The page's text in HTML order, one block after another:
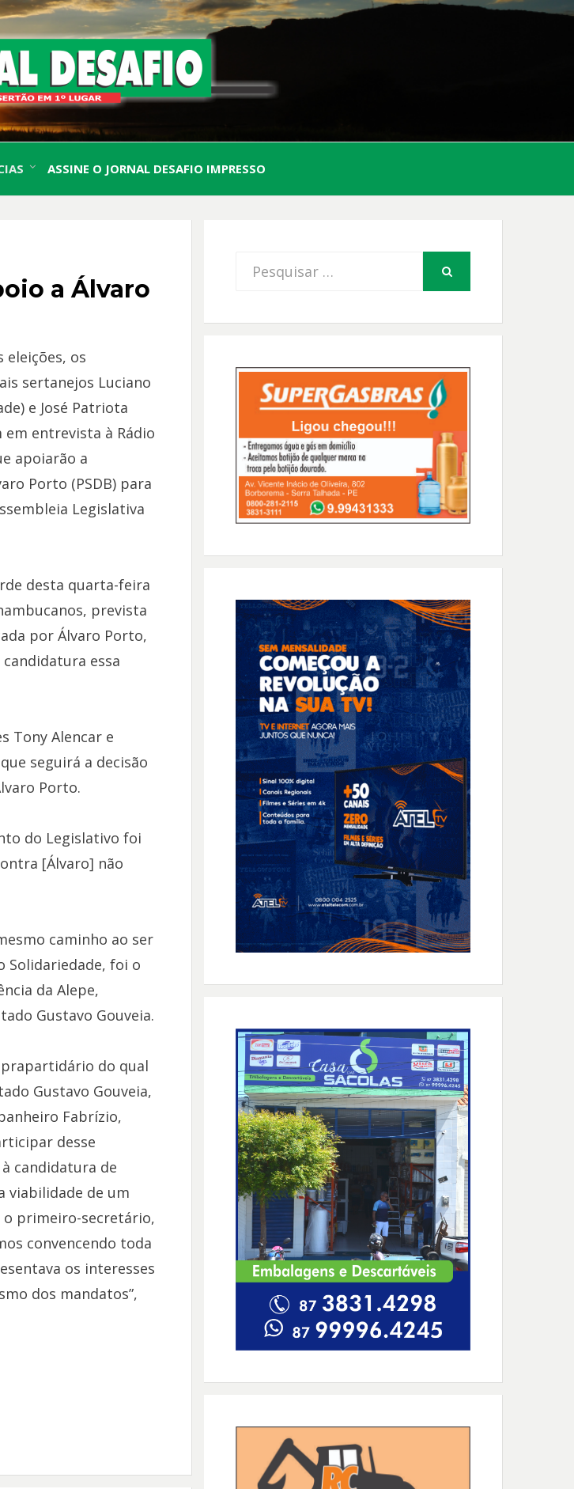
JORNAL
DESAFIO
O Sertão em 1º Lugar
ASSINE O JORNAL DESAFIO IMPRESSO
a Álvaro
eleições, os
sertanejos Luciano
e José Patriota
em entrevista à Rádio
apoiarão a
Porto (PSDB) para
Legislativa
desta quarta-feira
prevista
por Álvaro Porto,
essa
Tony Alencar e
seguirá a decisão
Porto.
do Legislativo foi
[Álvaro] não
caminho ao ser
Solidariedade, foi o
da Alepe,
Gustavo Gouveia.
do qual
Gustavo Gouveia,
Fabrízio,
desse
candidatura de
viabilidade de um
o primeiro-secretário,
convencendo toda
os interesses
dos mandatos”,
Procurar